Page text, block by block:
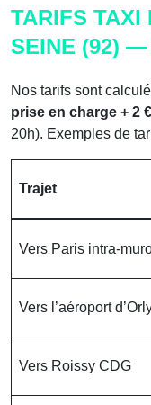
TARIFS TAXI
SEINE (92) —
Nos tarifs sont
prise en charge + 2
20h). Exemples de
Trajet
Vers Paris intra-
Vers l’aéroport
Vers Roissy CDG